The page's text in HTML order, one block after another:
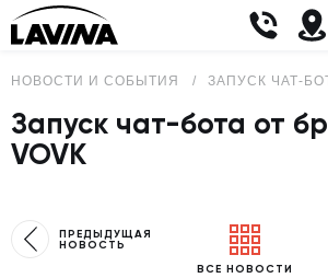
НОВОСТИ И СОБЫТИЯ ЗАПУСК ЧАТ-
Запуск чат-бота от
VOVK
ПРЕДЫДУЩАЯ
НОВОСТЬ
ВСЕ НОВОСТИ